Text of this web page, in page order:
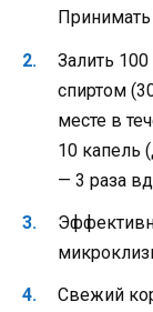
Залить
спиртом
месте в
10 капель
— 3 раза
Свежий